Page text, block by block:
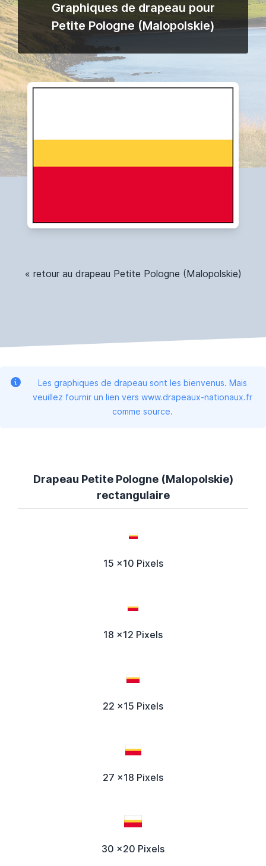
Graphiques de drapeau pour
Petite Pologne (Malopolskie)
« retour au drapeau Petite Pologne (Malopolskie)
Les graphiques de drapeau sont les bienvenus. Mais
veuillez fournir un lien vers www.drapeaux-nationaux.fr
comme source.
Drapeau Petite Pologne (Malopolskie)
rectangulaire
15 x10 Pixels
18 x12 Pixels
22 x15 Pixels
27 x18 Pixels
30 x20 Pixels